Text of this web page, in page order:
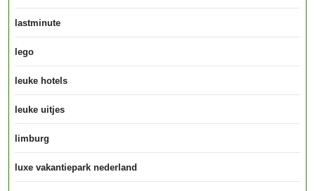
lastminute
lego
leuke hotels
leuke uitjes
limburg
luxe vakantiepark nederland